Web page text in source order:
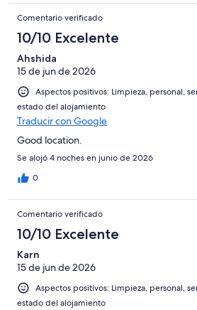
Comentario verificado
10/10 Excelente
Ahshida
15 de jun de 2026
Aspectos positivos: Limpieza, personal,
estado del alojamiento
Traducir con Google
Good location.
Se alojó 4 noches en junio de 2026
0
Comentario verificado
10/10 Excelente
Karn
15 de jun de 2026
Aspectos positivos: Limpieza, personal,
estado del alojamiento